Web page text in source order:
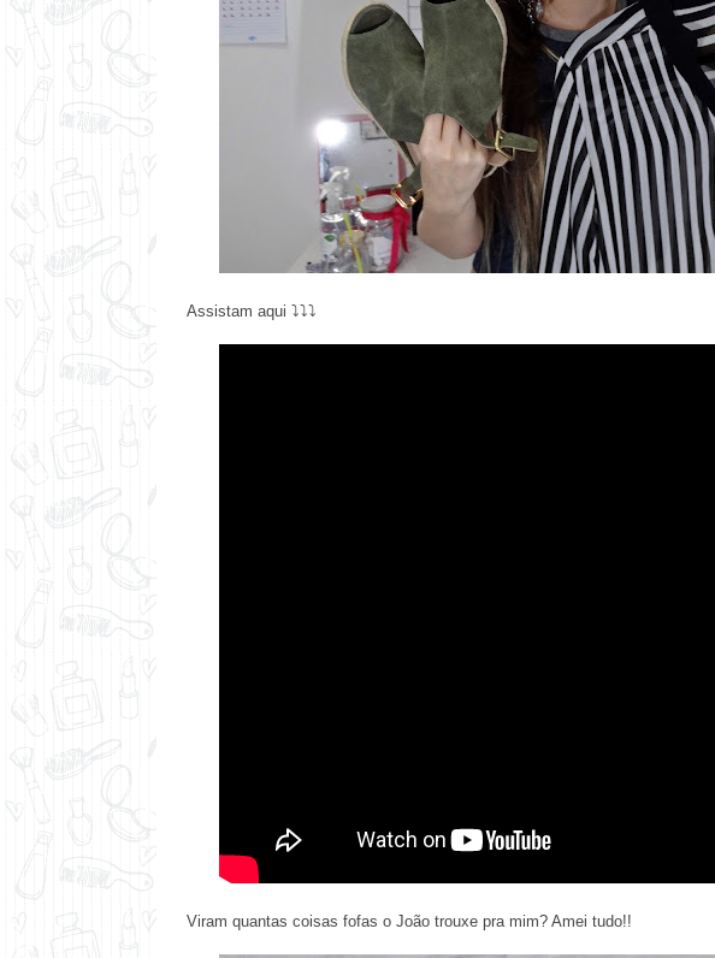
Assistam aqui ⤵⤵⤵
Viram quantas coisas fofas o João trouxe pra mim? Amei tudo!!